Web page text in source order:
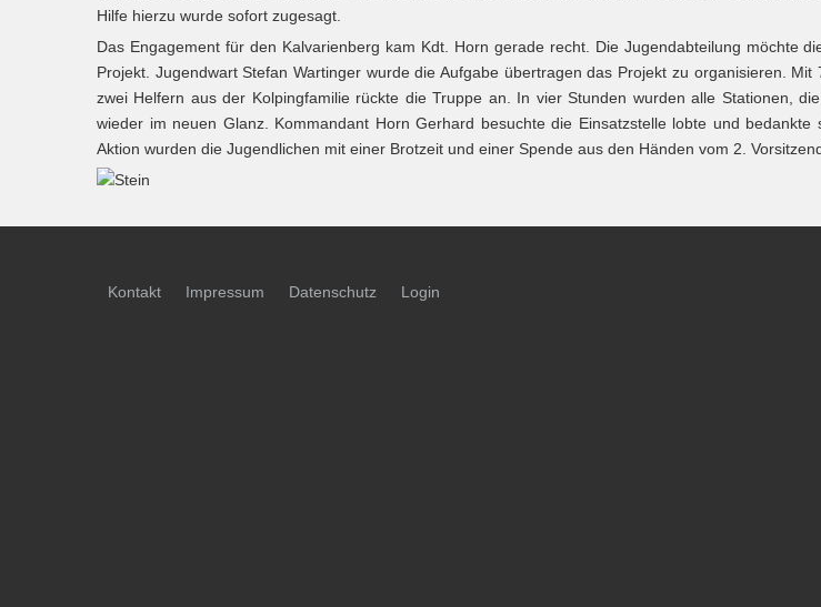
Hilfe hierzu wurde sofort zugesagt.
Das Engagement für den Kalvarienberg kam Kdt. Horn gerade recht. Die Jugendabteilung möchte
Projekt. Jugendwart Stefan Wartinger wurde die Aufgabe übertragen das Projekt zu organisieren.
zwei Helfern aus der Kolpingfamilie rückte die Truppe an. In vier Stunden wurden alle Stationen,
wieder im neuen Glanz. Kommandant Horn Gerhard besuchte die Einsatzstelle lobte und
Aktion wurden die Jugendlichen mit einer Brotzeit und einer Spende aus den Händen vom 2.
Kontakt Impressum Datenschutz Login